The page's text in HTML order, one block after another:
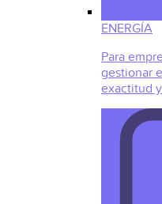
ENERGÍA
Para
gestionar
exactitud